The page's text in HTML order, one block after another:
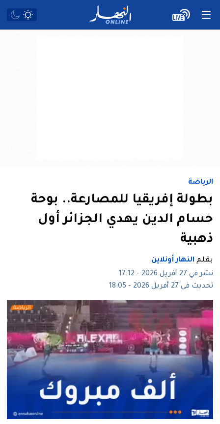
الرياضة
بطولة إفريقيا للمصارعة.. بوحة
حسام الدين يهدي الجزائر أول
ذهبية
بقلم النهار أونلاين
نشر في 27 أفريل 2026 - 17:12
تحديث في 27 أفريل 2026 - 18:05